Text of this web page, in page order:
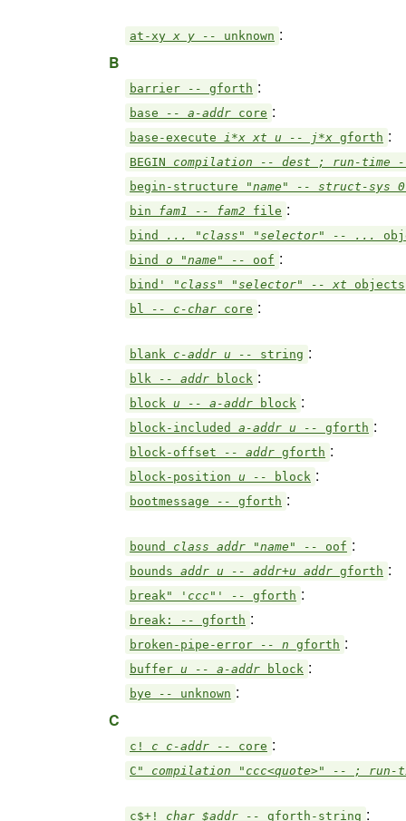
at-xy x y -- unknown :
B
barrier -- gforth :
base -- a-addr core :
base-execute i*x xt u -- j*x gforth :
BEGIN compilation -- dest ; run-time
begin-structure
"name" -- struct-sys
bin fam1 -- fam2 file :
bind ... "class" "selector" -- ...
bind o "name" -- oof :
bind' "class" "selector" -- xt objects
bl
-- c-char core :
blank c-addr u -- string :
blk -- addr block :
block u -- a-addr block :
block-included a-addr u -- gforth :
block-offset -- addr gforth :
block-position u -- block :
bootmessage -- gforth :
bound class addr "name" -- oof :
bounds addr u -- addr+u addr gforth :
break" 'ccc"' -- gforth :
break: -- gforth :
broken-pipe-error -- n gforth :
buffer u -- a-addr block :
bye -- unknown :
C
c! c c-addr -- core :
C" compilation "ccc<quote>" -- ;
c$+! char $addr -- gforth-string :